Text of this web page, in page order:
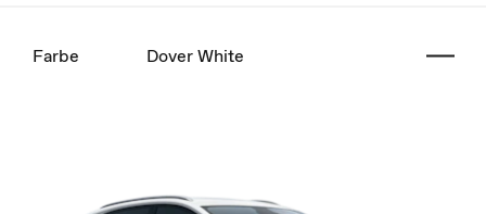
Farbe Dover White